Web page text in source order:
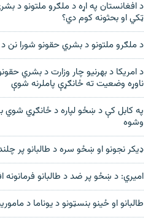
د افغانستان په اړه د ملګرو ملتونو د
ټکي او بحثونه کوم دي؟
د ملګرو ملتونو د بشري حقونو شورا نن د
د امریکا د بهرنیو چار وزارت د بشري
ناوړه وضعیت ته ځانګړې پاملرنه شوې
په کابل کې د ښځو لپاره د ځانګړي شوي
وشوه
ډيکر نجونو او ښځو سره د طالبانو پر
امیري: د ښځو پر ضد د طالبانو فرمانونه
طالبانو او ځینو بنسټونو د یوناما د